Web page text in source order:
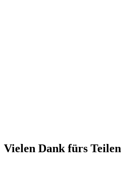
Vielen Dank fürs Teilen